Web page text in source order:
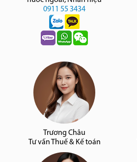
0911 55 3434
Trương Châu
Tư vấn Thuế & Kế toán